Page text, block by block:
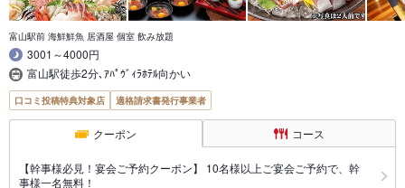
富山駅前 海鮮鮮魚 居酒屋 個室 飲み放題
3001～4000円
富山駅徒歩2分､ｱﾊﾟｳﾞｨﾗﾎﾃﾙ向かい
口コミ投稿特典対象店 適格請求書発行事業者
クーポン コース
【幹事様必見！宴会ご予約クーポン】 10名様以上ご宴会ご予約で、幹
事様一名無料！